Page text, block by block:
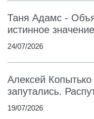
Таня Адамс -
истинное
24/07/2026
Алексей
запутались.
19/07/2026